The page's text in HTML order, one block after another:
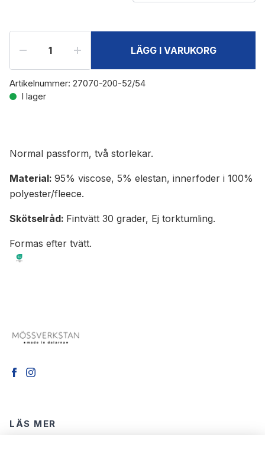
LÄGG I VARUKORG
Artikelnummer: 27070-200-52/54
I lager
Normal passform, två storlekar.
Material: 95% viscose, 5% elestan, innerfoder i 100%
polyester/fleece.
Skötselråd: Fintvätt 30 grader, Ej torktumling.
Formas efter tvätt.
LÄS MER